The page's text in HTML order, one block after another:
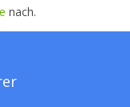
nach.